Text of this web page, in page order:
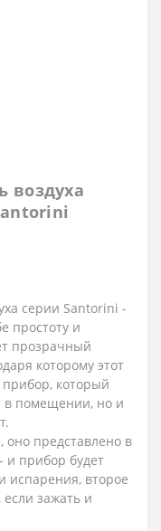
воздуха
серии Santorini -
простоту и
прозрачный
которому этот
прибор, который
в помещении, но и
оно представлено в
и прибор будет
испарения, второе
зажать и